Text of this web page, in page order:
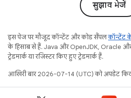
सुझाव भेजें
इस पेज पर मौजूद कॉन्टेंट और कोड सैंपलकॉन्टेंट
के हिसाब से हैं. Java और OpenJDK, Oracle
ट्रेडमार्क या रजिस्टर किए हुए ट्रेडमार्क हैं.
आखिरी बार 2026-07-14 (UTC) को अपडेट